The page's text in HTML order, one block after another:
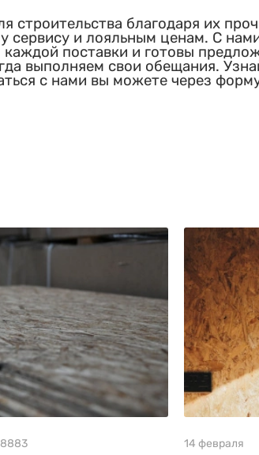
благодаря их
сервису и лояльным ценам. С
поставки и готовы
выполняем свои обещания.
с нами вы можете через
8883 14 февраля